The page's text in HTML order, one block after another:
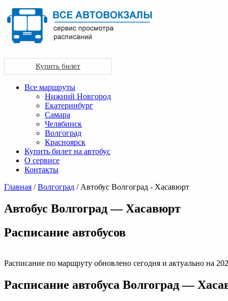
Купить билет
Все маршруты
Нижний Новгород
Екатеринбург
Самара
Челябинск
Волгоград
Красноярск
Купить билет на автобус
О сервисе
Контакты
Главная /Волгоград / Автобус Волгоград - Хасавюрт
Автобус Волгоград — Хасавюрт
Раcписание автобусов
Расписание по маршруту обновлено сегодня и актуально на
Расписание автобуса Волгоград —